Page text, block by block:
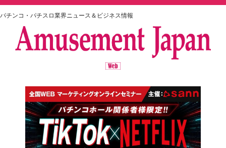
パチンコ・パチスロ業界ニュース＆ビジネス情報